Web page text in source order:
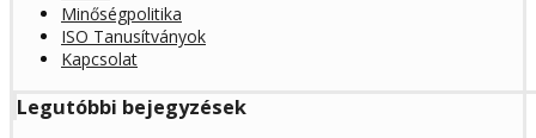
Minőségpolitika
ISO Tanusítványok
Kapcsolat
Legutóbbi bejegyzések